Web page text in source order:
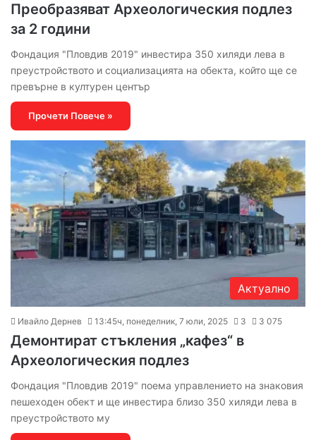
Преобразяват Археологическия подлез
за 2 години
Фондация "Пловдив 2019" инвестира 350 хиляди лева в
преустройството и социализацията на обекта, който ще се
превърне в културен център
Прочети Повече »
Актуално
Ивайло Дернев 13:45ч, понеделник, 7 юли, 2025 3 3 075
Демонтират стъкления „кафез“ в
Археологическия подлез
Фондация "Пловдив 2019" поема управлението на знаковия
пешеходен обект и ще инвестира близо 350 хиляди лева в
преустройството му